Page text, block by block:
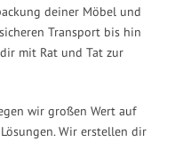
deiner Möbel und
Transport bis hin
mit Rat und Tat zur
wir großen Wert auf
Wir erstellen dir